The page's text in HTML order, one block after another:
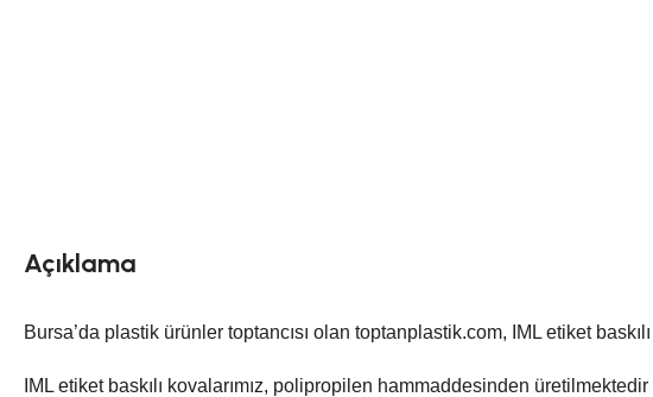
Açıklama
Bursa’da plastik ürünler toptancısı olan toptanplastik.com, IML etiket
IML etiket baskılı kovalarımız, polipropilen hammaddesinden